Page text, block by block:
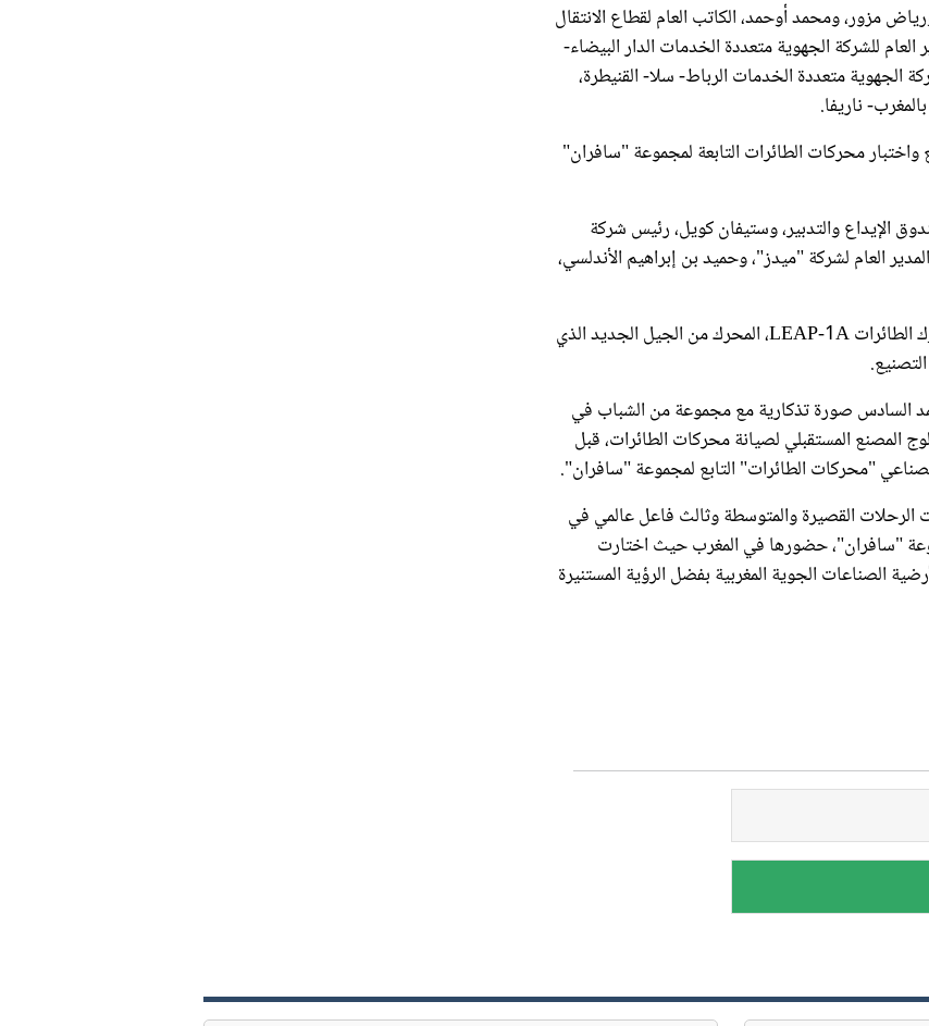
مزور، ومحمد أوحمد، الكاتب العام لقطاع الانتقال
للشركة الجهوية متعددة الخدمات الدار البيضاء-
الجهوية متعددة الخدمات الرباط- سلا- القنيطرة،
ناريفا.
واختبار محركات الطائرات التابعة لمجموعة "سافران"
الإيداع والتدبير، وستيفان كويل، رئيس شركة
العام لشركة "ميدز"، وحميد بن إبراهيم الأندلسي،
بعد ذلك، تم بين يدي جلالة الملك الكشف عن محرك الطائرات LEAP-1A، المحرك من الجيل الجديد الذي
السادس صورة تذكارية مع مجموعة من الشباب في
المصنع المستقبلي لصيانة محركات الطائرات، قبل
"محركات الطائرات" التابع لمجموعة "سافران".
الرحلات القصيرة والمتوسطة وثالث فاعل عالمي في
"سافران"، حضورها في المغرب حيث اختارت
لأرضية الصناعات الجوية المغربية بفضل الرؤية المستنيرة